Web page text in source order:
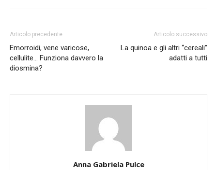
Articolo precedente
Emorroidi, vene varicose,
cellulite… Funziona davvero la
diosmina?
Articolo successivo
La quinoa e gli altri “cereali”
adatti a tutti
Anna Gabriela Pulce